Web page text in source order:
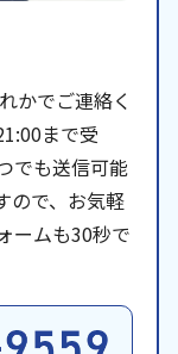
かでご連絡く
まで受
でも送信可能
ので、お気軽
ームも30秒で